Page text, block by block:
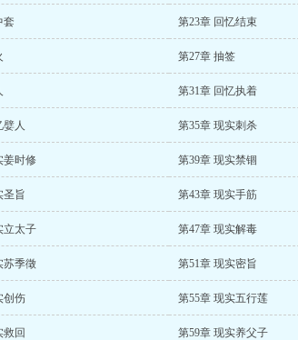
套 第23章 回忆结束
第27章 抽签
第31章 回忆执着
嬖人 第35章 现实刺杀
姜时修 第39章 现实禁锢
圣旨 第43章 现实手筋
立太子 第47章 现实解毒
苏季徵 第51章 现实密旨
创伤 第55章 现实五行莲
救回 第59章 现实养父子